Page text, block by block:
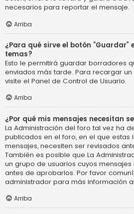
necesarios para reportar el mensaje.
Arriba
¿Para qué sirve el botón
temas?
Esto le permitirá guardar borradores
enviados más tarde. Para recargar
visite el Panel de Control de Usuario.
Arriba
¿Por qué mis mensajes necesitan
La Administración del foro tal vez ha
publicados en el foro, en el que estas
mensajes, necesiten ser revisados
También es posible que La
un grupo de usuarios cuyos
antes de aprobarlos. Por favor
administrador para más información
Arriba